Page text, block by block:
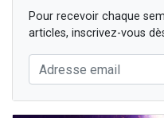
Pour recevoir chaque
articles, inscrivez-vous